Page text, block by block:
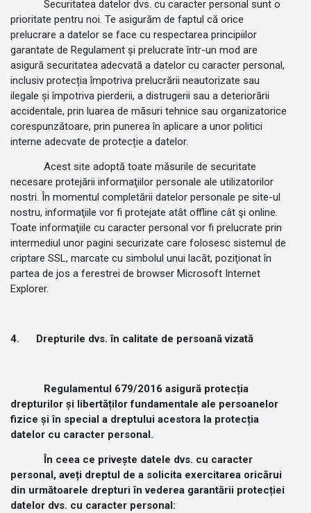
Securitatea datelor dvs. cu caracter personal sunt o
prioritate pentru noi. Te asigurăm de faptul că orice
prelucrare a datelor se face cu respectarea principiilor
garantate de Regulament și prelucrate într-un mod are
asigură securitatea adecvată a datelor cu caracter personal,
inclusiv protecția împotriva prelucrării neautorizate sau
ilegale și împotriva pierderii, a distrugerii sau a deteriorării
accidentale, prin luarea de măsuri tehnice sau organizatorice
corespunzătoare, prin punerea în aplicare a unor politici
interne adecvate de protecție a datelor.
Acest site adoptă toate măsurile de securitate
necesare protejării informaţiilor personale ale utilizatorilor
nostri. În momentul completării datelor personale pe site-ul
nostru, informaţiile vor fi protejate atât offline cât şi online.
Toate informaţiile cu caracter personal vor fi prelucrate prin
intermediul unor pagini securizate care folosesc sistemul de
criptare SSL, marcate cu simbolul unui lacăt, poziţionat în
partea de jos a ferestrei de browser Microsoft Internet
Explorer.
4. Drepturile dvs. în calitate de persoană vizată
Regulamentul 679/2016 asigură protecția
drepturilor și libertăților fundamentale ale persoanelor
fizice și în special a dreptului acestora la protecția
datelor cu caracter personal.
În ceea ce privește datele dvs. cu caracter
personal, aveți dreptul de a solicita exercitarea oricărui
din următoarele drepturi în vederea garantării protecției
datelor dvs. cu caracter personal: